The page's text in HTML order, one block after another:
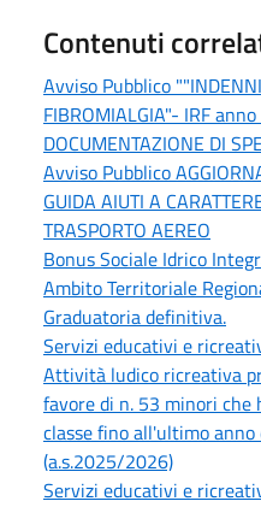
Contenuti
Avviso Pubblico
FIBROMIALGIA"- IRF
DOCUMENTAZIONE DI
Avviso Pubblico
GUIDA AIUTI A
TRASPORTO AEREO
Bonus Sociale Idrico
Ambito Territoriale
Graduatoria definitiva.
Servizi educativi e
Attività ludico ricreativa
favore di n. 53 minori
classe fino all'ultimo
(a.s.2025/2026)
Servizi educativi e